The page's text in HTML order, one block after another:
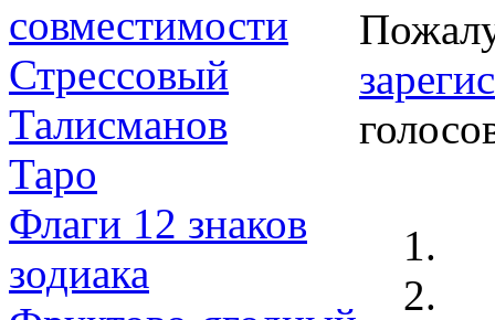
совместимости
Стрессовый
Талисманов
Таро
Флаги 12 знаков
зодиака